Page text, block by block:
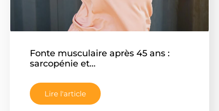
Fonte musculaire après 45 ans :
sarcopénie et…
Lire l'article